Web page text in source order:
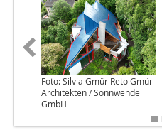
Foto: Silvia Gmür Reto Gmür
Architekten / Sonnwende
GmbH